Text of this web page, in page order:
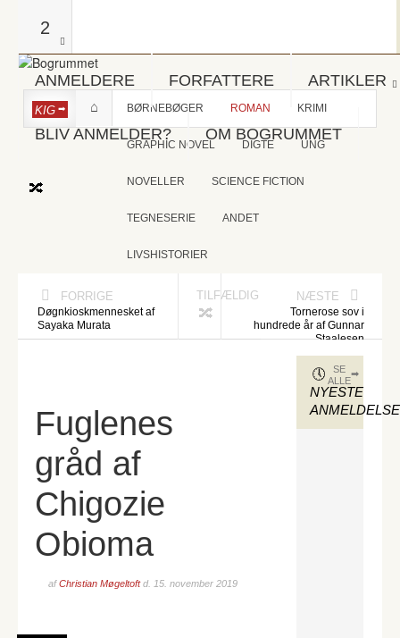
2
ANMELDERE FORFATTERE ARTIKLER
BLIV ANMELDER? OM BOGRUMMET
KIG BØRNEBØGER ROMAN KRIMI
GRAPHIC NOVEL DIGTE UNG
NOVELLER SCIENCE FICTION
TEGNESERIE ANDET
LIVSHISTORIER
FORRIGE
Døgnkioskmennesket af
Sayaka Murata
TILFÆLDIG NÆSTE
Tornerose sov i
hundrede år af Gunnar
Staalesen
Fuglenes
gråd af
Chigozie
Obioma
afChristian Møgeltoftd. 15. november 2019
NYESTE
SE
ALLE